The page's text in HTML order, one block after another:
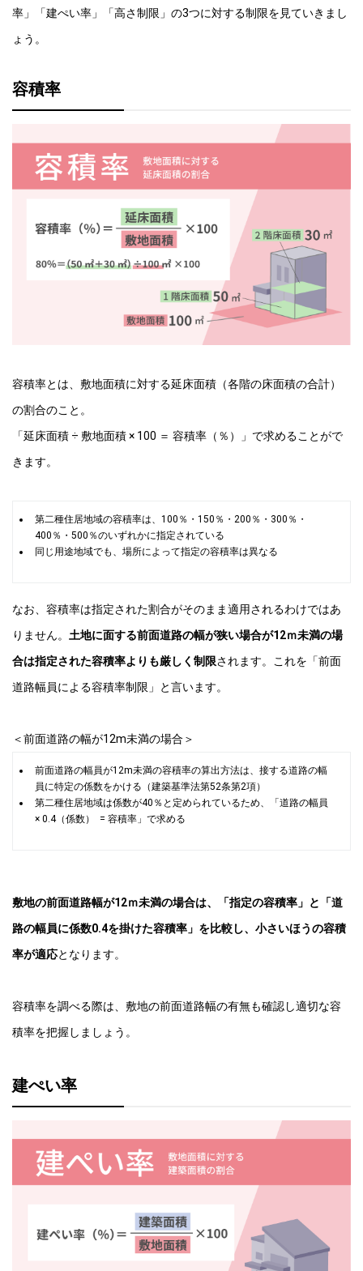
率」「建ぺい率」「高さ制限」の3つに対する制限を見ていきまし
ょう。
容積率
容積率とは、敷地面積に対する延床面積（各階の床面積の合計）
の割合のこと。
「延床面積 ÷ 敷地面積 × 100 ＝ 容積率（％）」で求めることがで
きます。
第二種住居地域の容積率は、100％・150％・200％・300％・
400％・500％のいずれかに指定されている
同じ用途地域でも、場所によって指定の容積率は異なる
なお、容積率は指定された割合がそのまま適用されるわけではあ
りません。 土地に面する前面道路の幅が狭い場合が12ｍ未満の場
合は指定された容積率よりも厳しく制限されます。これを「前面
道路幅員による容積率制限」と言います。
＜前面道路の幅が12m未満の場合＞
前面道路の幅員が12m未満の容積率の算出方法は、接する道路の幅
員に特定の係数をかける（建築基準法第52条第2項）
第二種住居地域は係数が40％と定められているため、「道路の幅員
× 0.4（係数） = 容積率」で求める
敷地の前面道路幅が12ｍ未満の場合は、「指定の容積率」と「道
路の幅員に係数0.4を掛けた容積率」を比較し、小さいほうの容積
率が適応となります。
容積率を調べる際は、敷地の前面道路幅の有無も確認し適切な容
積率を把握しましょう。
建ぺい率